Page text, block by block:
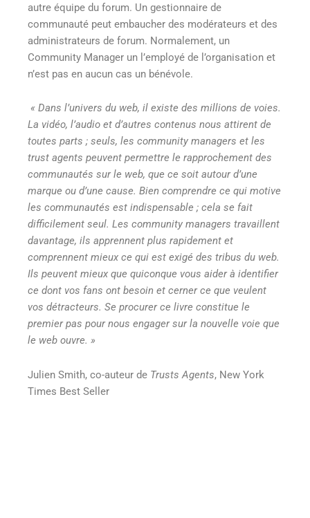
autre équipe du forum. Un gestionnaire de
communauté peut embaucher des modérateurs et des
administrateurs de forum. Normalement, un
Community Manager un l’employé de l’organisation et
n’est pas en aucun cas un bénévole.
« Dans l’univers du web, il existe des millions de voies.
La vidéo, l’audio et d’autres contenus nous attirent de
toutes parts ; seuls, les community managers et les
trust agents peuvent permettre le rapprochement des
communautés sur le web, que ce soit autour d’une
marque ou d’une cause. Bien comprendre ce qui motive
les communautés est indispensable ; cela se fait
difficilement seul. Les community managers travaillent
davantage, ils apprennent plus rapidement et
comprennent mieux ce qui est exigé des tribus du web.
Ils peuvent mieux que quiconque vous aider à identifier
ce dont vos fans ont besoin et cerner ce que veulent
vos détracteurs. Se procurer ce livre constitue le
premier pas pour nous engager sur la nouvelle voie que
le web ouvre. »
Julien Smith, co-auteur de Trusts Agents, New York
Times Best Seller